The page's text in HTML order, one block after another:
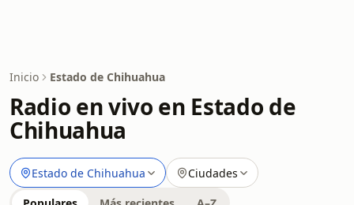
Inicio Estado de Chihuahua
Radio en vivo en Estado de
Chihuahua
Estado de Chihuahua Ciudades